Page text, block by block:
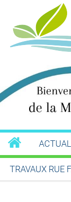
TRAVAUX RUE